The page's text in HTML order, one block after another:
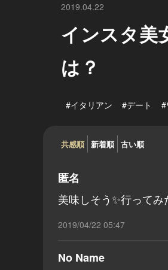
2019.04.22
インスタ美
は？
#イタリアン #デート #
共感順 新着順 古い順
匿名
美味しそう✨行って
2019/04/22 05:47
No Name